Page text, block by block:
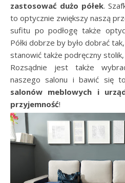
zastosować dużo półek.
to optycznie zwiększy naszą
sufitu po podłogę także
Półki dobrze by było dobrać
stanowić także podręczny
Rozsądnie jest także
naszego salonu i bawić się
salonów meblowych i
przyjemność!